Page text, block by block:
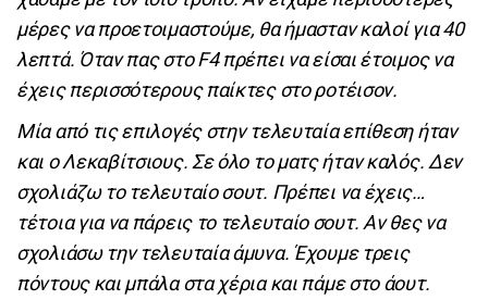
μέρες να προετοιμαστούμε, θα ήμασταν καλοί για 40
λεπτά. Όταν πας στο F4 πρέπει να είσαι έτοιμος να
έχεις περισσότερους παίκτες στο ροτέισον.
Μία από τις επιλογές στην τελευταία επίθεση ήταν
και ο Λεκαβίτσιους. Σε όλο το ματς ήταν καλός. Δεν
σχολιάζω το τελευταίο σουτ. Πρέπει να έχεις…
τέτοια για να πάρεις το τελευταίο σουτ. Αν θες να
σχολιάσω την τελευταία άμυνα. Έχουμε τρεις
πόντους και μπάλα στα χέρια και πάμε στο άουτ.